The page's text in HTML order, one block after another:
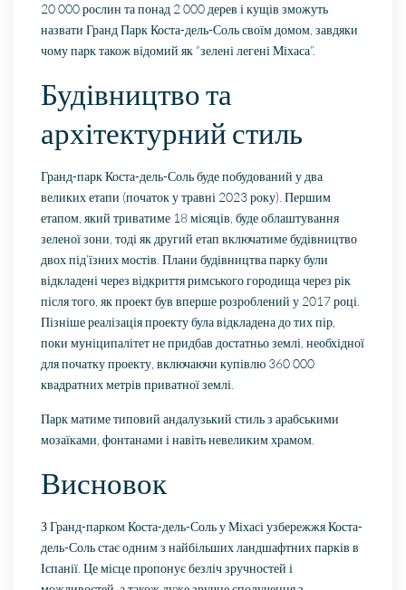
20 000 рослин та понад 2 000 дерев і кущів зможуть
назвати Гранд Парк Коста-дель-Соль своїм домом, завдяки
чому парк також відомий як “зелені легені Міхаса”.
Будівництво та
архітектурний стиль
Гранд-парк Коста-дель-Соль буде побудований у два
великих етапи (початок у травні 2023 року). Першим
етапом, який триватиме 18 місяців, буде облаштування
зеленої зони, тоді як другий етап включатиме будівництво
двох під’їзних мостів. Плани будівництва парку були
відкладені через відкриття римського городища через рік
після того, як проект був вперше розроблений у 2017 році.
Пізніше реалізація проекту була відкладена до тих пір,
поки муніципалітет не придбав достатньо землі, необхідної
для початку проекту, включаючи купівлю 360 000
квадратних метрів приватної землі.
Парк матиме типовий андалузький стиль з арабськими
мозаїками, фонтанами і навіть невеликим храмом.
Висновок
З Гранд-парком Коста-дель-Соль у Міхасі узбережжя Коста-
дель-Соль стає одним з найбільших ландшафтних парків в
Іспанії. Це місце пропонує безліч зручностей і